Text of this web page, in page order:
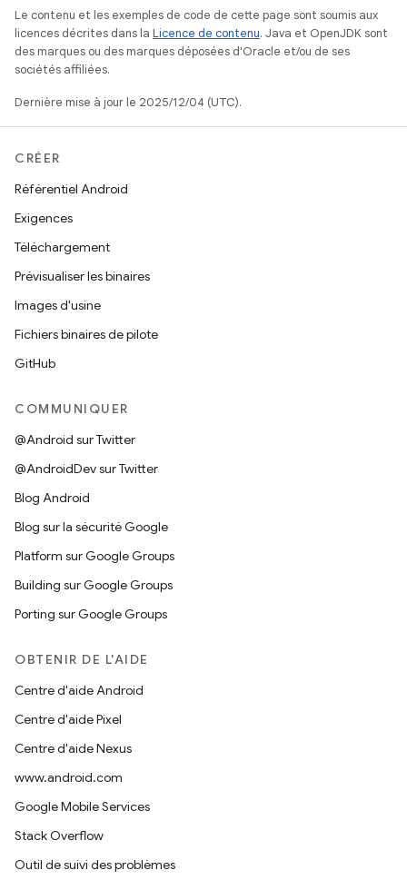
Le contenu et les exemples de code de cette page sont soumis aux
licences décrites dans la Licence de contenu. Java et OpenJDK sont
des marques ou des marques déposées d'Oracle et/ou de ses
sociétés affiliées.
Dernière mise à jour le 2025/12/04 (UTC).
CRÉER
Référentiel Android
Exigences
Téléchargement
Prévisualiser les binaires
Images d'usine
Fichiers binaires de pilote
GitHub
COMMUNIQUER
@Android sur Twitter
@AndroidDev sur Twitter
Blog Android
Blog sur la sécurité Google
Platform sur Google Groups
Building sur Google Groups
Porting sur Google Groups
OBTENIR DE L'AIDE
Centre d'aide Android
Centre d'aide Pixel
Centre d'aide Nexus
www.android.com
Google Mobile Services
Stack Overflow
Outil de suivi des problèmes